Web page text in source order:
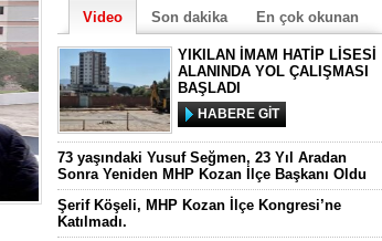
Video Son dakika En çok okunan
YIKILAN İMAM HATİP LİSESİ
ALANINDA YOL ÇALIŞMASI
BAŞLADI
HABERE GİT
73 yaşındaki Yusuf Seğmen, 23 Yıl Aradan
Sonra Yeniden MHP Kozan İlçe Başkanı Oldu
Şerif Köşeli, MHP Kozan İlçe Kongresi’ne
Katılmadı.